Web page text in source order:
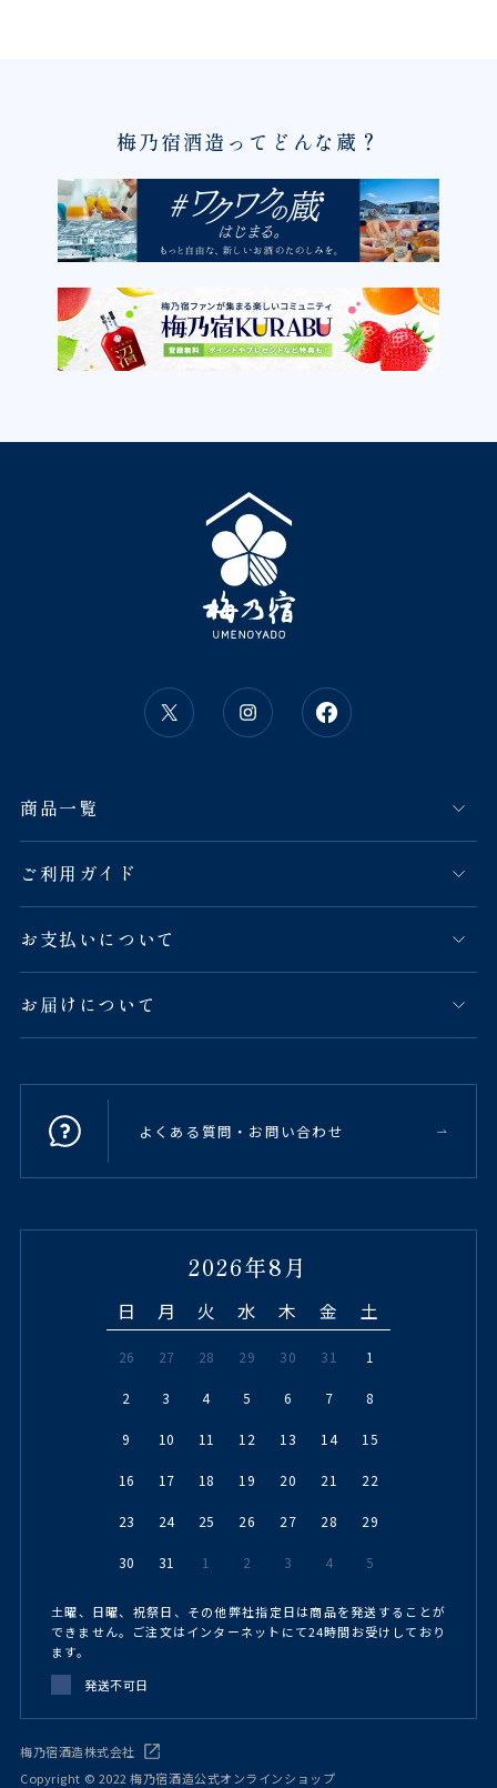
梅乃宿酒造ってどんな蔵？
商品一覧
ご利用ガイド
お支払いについて
お届けについて
よくある質問・お問い合わせ
2026年8月
日 月 火 水 木 金 土
26 27 28 29 30 31 1
2 3 4 5 6 7 8
9 10 11 12 13 14 15
16 17 18 19 20 21 22
23 24 25 26 27 28 29
30 31 1 2 3 4 5
土曜、日曜、祝祭日、その他弊社指定日は商品を発送することが
できません。ご注文はインターネットにて24時間お受けしており
ます。
発送不可日
梅乃宿酒造株式会社
Copyright © 2022 梅乃宿酒造公式オンラインショップ